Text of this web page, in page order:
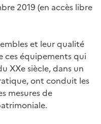
2019 (en accès libre
et leur qualité
ces équipements qui
XXe siècle, dans un
ont conduit les
mesures de